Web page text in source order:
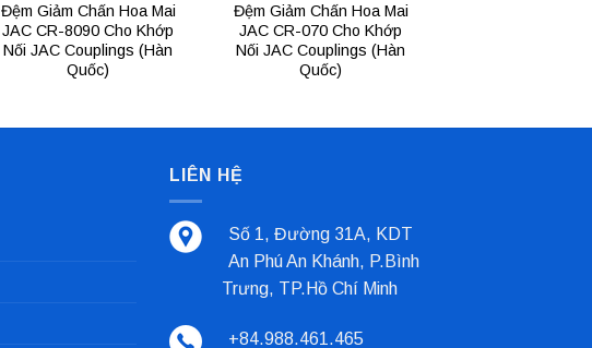
Đệm Giảm Chấn Hoa Mai
JAC CR-8090 Cho Khớp
Nối JAC Couplings (Hàn
Quốc)
Đệm Giảm Chấn Hoa Mai
JAC CR-070 Cho Khớp
Nối JAC Couplings (Hàn
Quốc)
LIÊN HỆ
Số 1, Đường 31A, KDT
An Phú An Khánh, P.Bình
Trưng, TP.Hồ Chí Minh
+84.988.461.465